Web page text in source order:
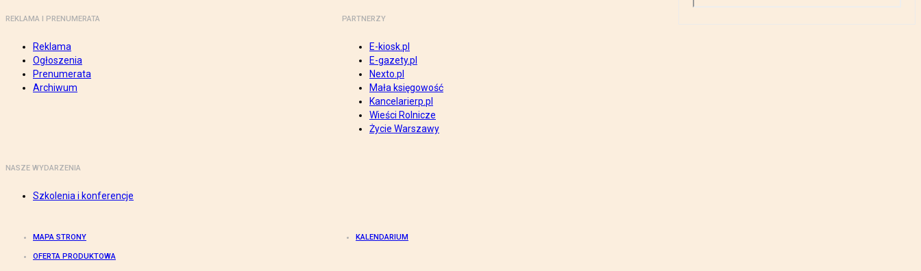
REKLAMA I PRENUMERATA
Reklama
Ogłoszenia
Prenumerata
Archiwum
PARTNERZY
E-kiosk.pl
E-gazety.pl
Nexto.pl
Mała księgowość
Kancelarierp.pl
Wieści Rolnicze
Życie Warszawy
NASZE WYDARZENIA
Szkolenia i konferencje
MAPA STRONY KALENDARIUM
OFERTA PRODUKTOWA